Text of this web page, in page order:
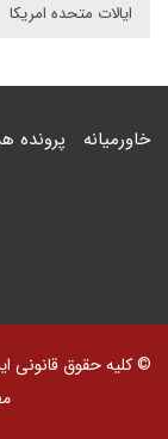
ایالات متحده امریکا
خاورمیانه پرونده
© کلیه حقوق قانونی